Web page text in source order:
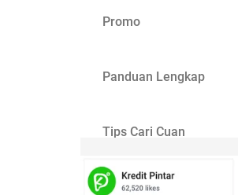
Promo
Panduan Lengkap
Tips Cari Cuan
Gaya Hidup